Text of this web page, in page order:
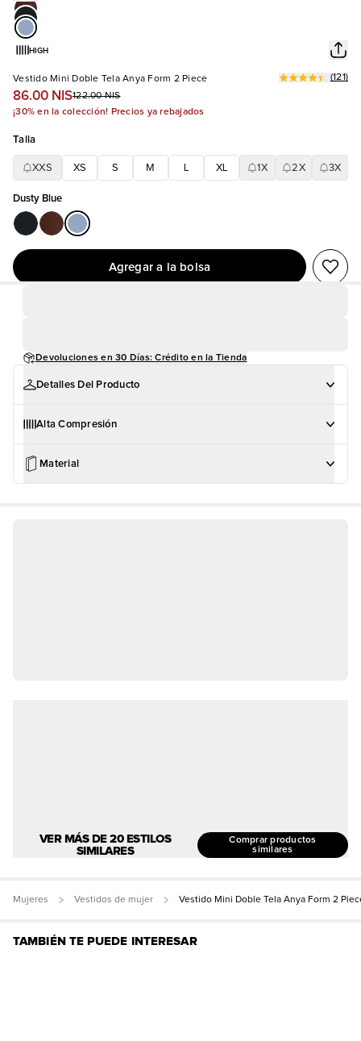
HIGH
Vestido Mini Doble Tela Anya Form 2 Piece
86.00 NIS122.00 NIS
(121)
¡30% en la colección! Precios ya rebajados
Talla
XXS XS S M XL 1X 2X 3X
Dusty Blue
Agregar a la bolsa
Devoluciones en 30 Días: Crédito en la Tienda
Detalles Del Producto
Alta Compresión
Material
VER MÁS DE 20 ESTILOS
SIMILARES
Comprar productos
similares
Mujeres Vestidos de mujer Vestido Mini Doble Tela Anya Form 2
TAMBIÉN TE PUEDE INTERESAR